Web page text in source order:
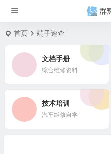
群
首页 端子速查
文档手册
综合维修资料
技术培训
汽车维修自学